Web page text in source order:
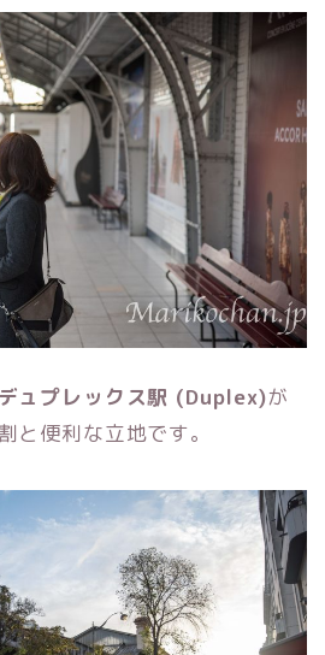
デュプレックス駅 (Duplex)が
と便利な立地です。